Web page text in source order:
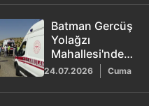
korucusu
tutuklandı
Batman Gercüş
Yolağzı
Mahallesi'nde
minibüs ve
otomobil çarpıştı:
11 kişi yaralandı
24.07.2026 Cuma